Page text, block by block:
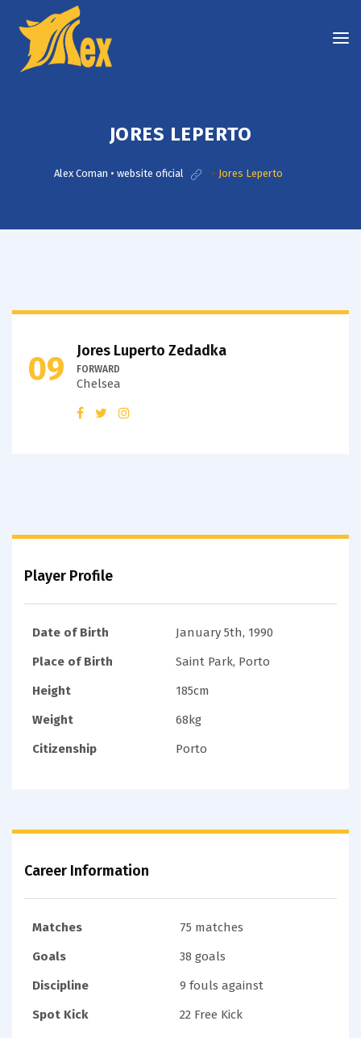
JORES LEPERTO
Alex Coman • website oficial > Jores Leperto
Jores Luperto Zedadka
FORWARD
Chelsea
09
Player Profile
Date of Birth
January 5th, 1990
Place of Birth
Saint Park, Porto
Height
185cm
Weight
68kg
Citizenship
Porto
Career Information
Matches
75 matches
Goals
38 goals
Discipline
9 fouls against
Spot Kick
22 Free Kick